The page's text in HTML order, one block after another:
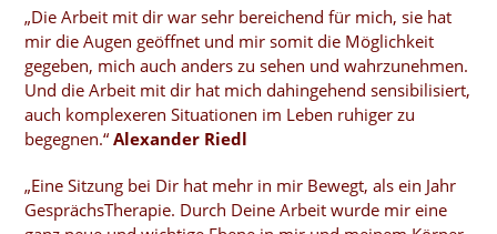
„Die Arbeit mit dir war sehr bereichend für mich, sie hat
mir die Augen geöffnet und mir somit die Möglichkeit
gegeben, mich auch anders zu sehen und wahrzunehmen.
Und die Arbeit mit dir hat mich dahingehend sensibilisiert,
auch komplexeren Situationen im Leben ruhiger zu
begegnen.“Alexander Riedl
„Eine Sitzung bei Dir hat mehr in mir Bewegt, als ein Jahr
GesprächsTherapie. Durch Deine Arbeit wurde mir eine